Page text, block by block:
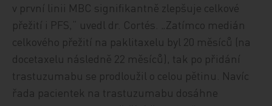
v první linii MBC signifikantně zlepšuje celkové
přežití i PFS,“ uvedl dr. Cortés. „Zatímco medián
celkového přežití na paklitaxelu byl 20 měsíců (na
docetaxelu následně 22 měsíců), tak po přidání
trastuzumabu se prodloužil o celou pětinu. Navíc
řada pacientek na trastuzumabu dosáhne